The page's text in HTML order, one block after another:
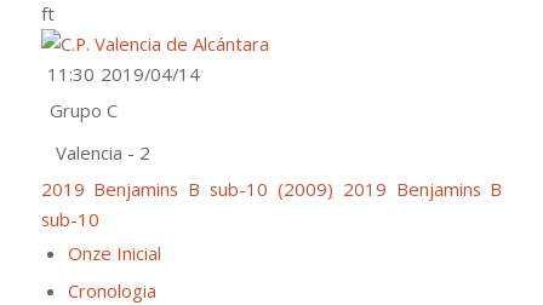
ft
2019/04/14
11:30
Grupo C
Valencia - 2
2019 Benjamins B sub-10 (2009) 2019 Benjamins B
sub-10
Onze Inicial
Cronologia